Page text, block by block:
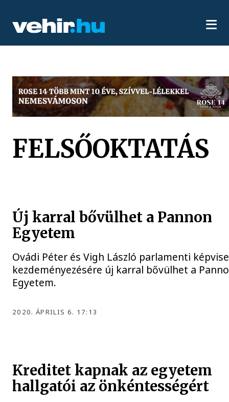
FELSŐOKTATÁS
Új karral bővülhet a Pannon
Egyetem
Ovádi Péter és Vigh László parlamenti
kezdeményezésére új karral bővülhet a
Egyetem.
2020. ÁPRILIS 6. 17:13
Kreditet kapnak az egyetem
hallgatói az önkéntességért